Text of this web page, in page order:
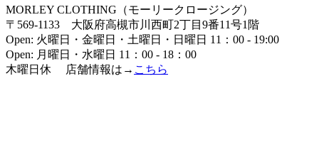
MORLEY CLOTHING（モーリークロージング）
〒569-1133 大阪府高槻市川西町2丁目9番11号1階
Open: 火曜日・金曜日・土曜日・日曜日 11：00 - 19:00
Open: 月曜日・水曜日 11：00 - 18：00
木曜日休 店舗情報は→ こちら